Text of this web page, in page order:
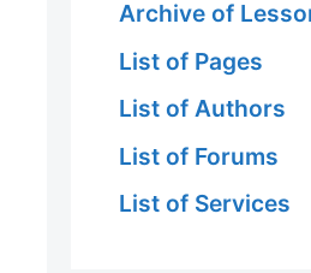
Archive of
List of Pages
List of Authors
List of Forums
List of Services